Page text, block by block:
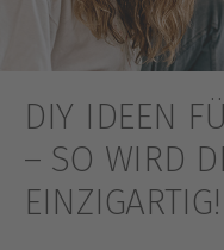
DIY IDEEN
– SO WIRD
EINZIGARTIG!